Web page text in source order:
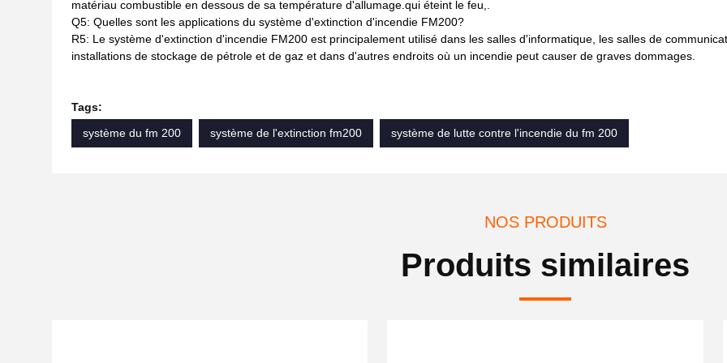
matériau combustible en dessous de sa température d'allumage.qui éteint le feu,.
Q5: Quelles sont les applications du système d'extinction d'incendie FM200?
R5: Le système d'extinction d'incendie FM200 est principalement utilisé dans les salles d'informatique, les salles de
installations de stockage de pétrole et de gaz et dans d'autres endroits où un incendie peut causer de graves dommages.
Tags:
système du fm 200
système de l'extinction fm200 système de lutte contre l'incendie du fm 200
NOS PRODUITS
Produits similaires